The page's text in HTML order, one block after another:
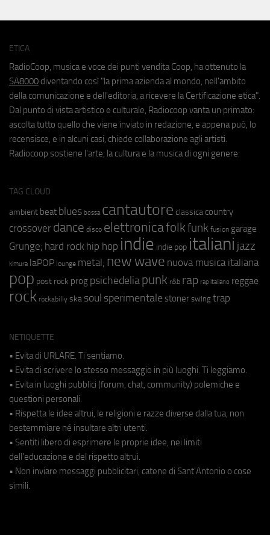
ETICA
RadioCoop, musica e voce dei punti vendita Coop, ha ottenuto la
SA8000 diventando così "la prima azienda al mondo, nell'ambito
della comunicazione e dell'editoria, a ricevere la Certificazione etica".
Dal punto di vista artistico e culturale, Radiocoop vanta un primato:
ascolta tutto quello che viene inviato in redazione, e appena può, lo
recensisce, e in alcuni casi, chiede collaborazione agli artisti.
Radiocoop sostiene l'arte, la cultura e la musica di ogni genere.
TAG CLOUD
ambient beat blues bossa cantautore classica country
crossover dance disco elettronicafolkfunk fusion garage
Grunge; hard rock hip hop indie indie pop italiani jazz
kimura laPOP lounge metal; new wave nuova musica italiana
pop post rock prog psichedeliapunk r&b rap rap italiano reggae
rock rockabilly ska soul sperimentale stoner swing trap
NETIQUETTE
• Evita di URLARE. Ti sentiamo.
• Evita di scrivere lo stesso messaggio in più luoghi. Ti leggiamo.
• Evita in luoghi pubblici (forum, chat, community) polemiche e
questioni personali.
• Rispetta le idee altrui, le religioni e razze diverse dalla tua, non
bestemmiare né insultare altri utenti.
• Sentiti libero di esprimere le proprie idee, nei limiti
dell'educazione e del rispetto altrui.
• Non inviare messaggi pubblicitari, catene di Sant'Antonio o cose
simili.